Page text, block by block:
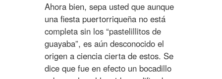
Ahora bien, sepa usted que aunque
una fiesta puertorriqueña no está
completa sin los “pastelillitos de
guayaba”, es aún desconocido el
origen a ciencia cierta de estos. Se
dice que fue en efecto un bocadillo